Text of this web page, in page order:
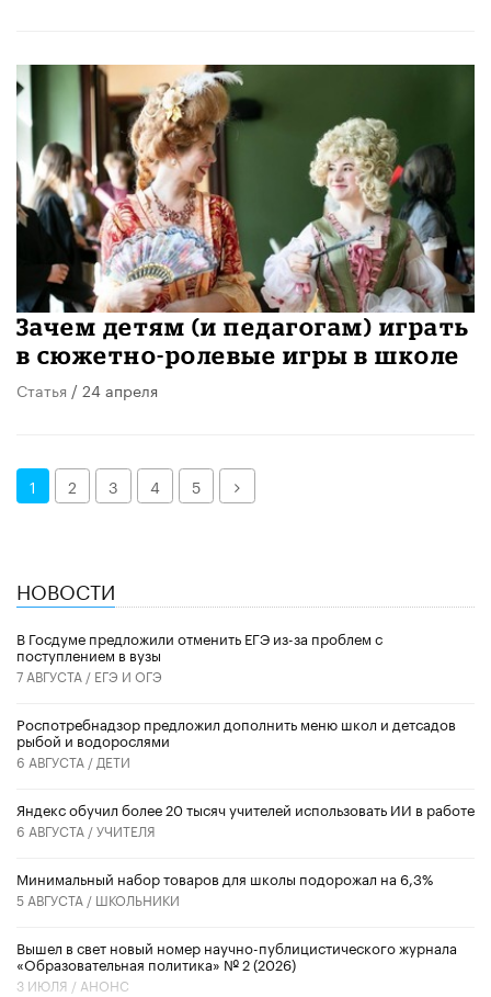
Зачем детям (и педагогам) играть
в сюжетно-ролевые игры в школе
Статья / 24 апреля
1 2 3 4 5 Далее
НОВОСТИ
В Госдуме предложили отменить ЕГЭ из-за проблем с
поступлением в вузы
7 АВГУСТА / ЕГЭ И ОГЭ
Роспотребнадзор предложил дополнить меню школ и детсадов
рыбой и водорослями
6 АВГУСТА / ДЕТИ
​Яндекс обучил более 20 тысяч учителей использовать ИИ в работе
6 АВГУСТА /УЧИТЕЛЯ
Минимальный набор товаров для школы подорожал на 6,3%
5 АВГУСТА / ШКОЛЬНИКИ
Вышел в свет новый номер научно-публицистического журнала
«Образовательная политика» № 2 (2026)
3 ИЮЛЯ / АНОНС